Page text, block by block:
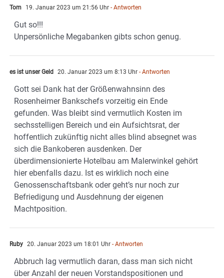
Tom 19. Januar 2023 um 21:56 Uhr - Antworten
Gut so!!!
Unpersönliche Megabanken gibts schon genug.
es ist unser Geld 20. Januar 2023 um 8:13 Uhr - Antworten
Gott sei Dank hat der Größenwahnsinn des
Rosenheimer Bankschefs vorzeitig ein Ende
gefunden. Was bleibt sind vermutlich Kosten im
sechsstelligen Bereich und ein Aufsichtsrat, der
hoffentlich zukünftig nicht alles blind absegnet was
sich die Bankoberen ausdenken. Der
überdimensionierte Hotelbau am Malerwinkel gehört
hier ebenfalls dazu. Ist es wirklich noch eine
Genossenschaftsbank oder geht’s nur noch zur
Befriedigung und Ausdehnung der eigenen
Machtposition.
Ruby 20. Januar 2023 um 18:01 Uhr - Antworten
Abbruch lag vermutlich daran, dass man sich nicht
über Anzahl der neuen Vorstandspositionen und